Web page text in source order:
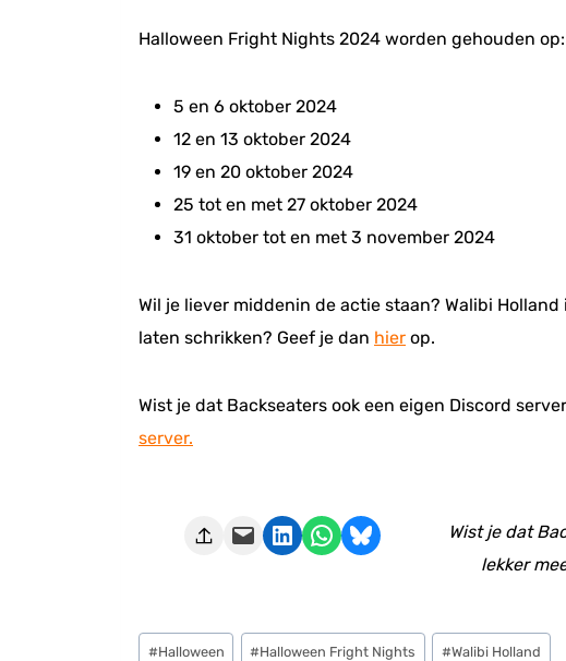
Halloween Fright Nights 2024 worden gehouden op:
5 en 6 oktober 2024
12 en 13 oktober 2024
19 en 20 oktober 2024
25 tot en met 27 oktober 2024
31 oktober tot en met 3 november 2024
Wil je liever middenin de actie staan? Walibi
laten schrikken? Geef je dan hier op.
Wist je dat Backseaters ook een eigen Discord
server.
Deze pagina e-mailen Delen op LinkedIn Delen via WhatsApp Share on Bluesky
Wist je dat
lekker
Bericht
#Halloween #Halloween Fright Nights #Walibi Holland